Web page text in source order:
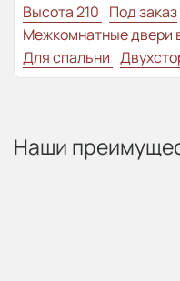
Высота 210 Под заказ
Межкомнатные двери
Для спальни
Наши